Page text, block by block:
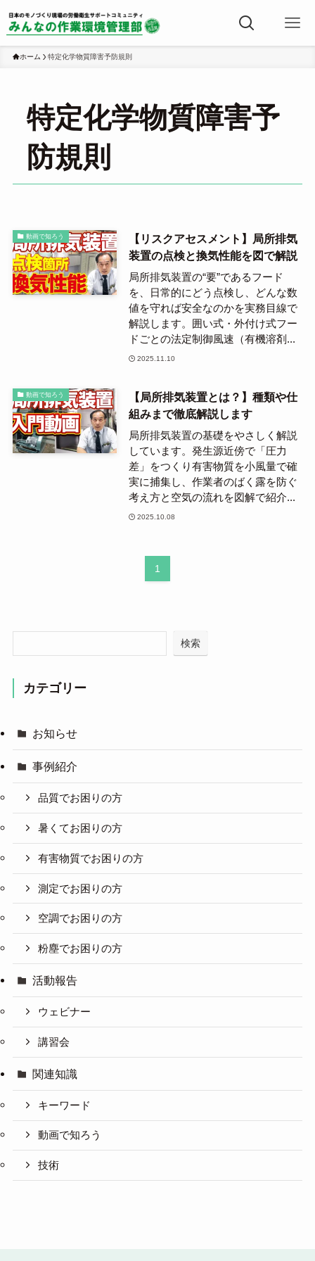
ホーム 特定化学物質障害予防規則
特定化学物質障害予
防規則
動画で知ろう
【リスクアセスメント】局所排気
装置の点検と換気性能を図で解説
局所排気装置の“要”であるフード
を、日常的にどう点検し、どんな数
値を守れば安全なのかを実務目線で
解説します。囲い式・外付け式フー
ドごとの法定制御風速（有機溶剤...
2025.11.10
動画で知ろう
【局所排気装置とは？】種類や仕
組みまで徹底解説します
局所排気装置の基礎をやさしく解説
しています。発生源近傍で「圧力
差」をつくり有害物質を小風量で確
実に捕集し、作業者のばく露を防ぐ
考え方と空気の流れを図解で紹介...
2025.10.08
1
検索
カテゴリー
お知らせ
事例紹介
品質でお困りの方
暑くてお困りの方
有害物質でお困りの方
測定でお困りの方
空調でお困りの方
粉塵でお困りの方
活動報告
ウェビナー
講習会
関連知識
キーワード
動画で知ろう
技術